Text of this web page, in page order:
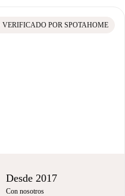
VERIFICADO POR SPOTAHOME
Desde 2017
Con nosotros